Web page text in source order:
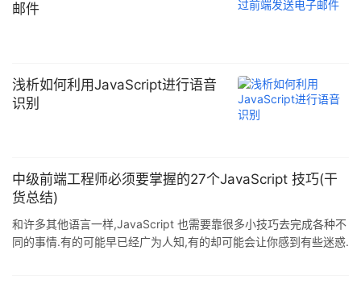
邮件
浅析如何利用JavaScript进行语音
识别
中级前端工程师必须要掌握的27个JavaScript 技巧(干
货总结)
和许多其他语言一样,JavaScript 也需要靠很多小技巧去完成各种不
同的事情.有的可能早已经广为人知,有的却可能会让你感到有些迷惑.